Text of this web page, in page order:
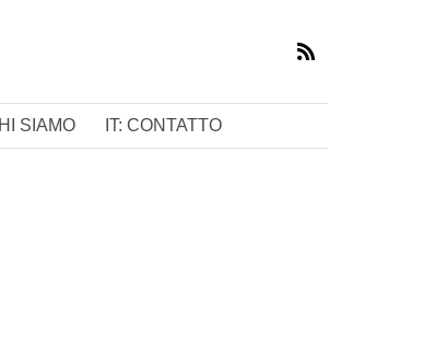
SIAMO IT: CONTATTO